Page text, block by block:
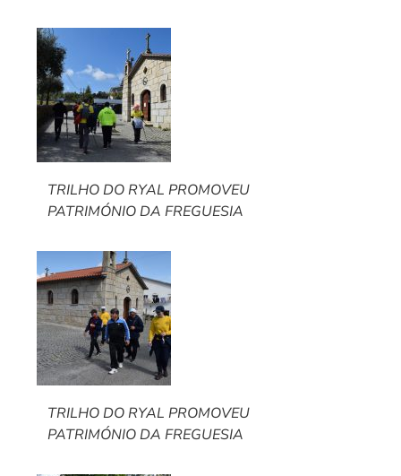
TRILHO DO RYAL PROMOVEU
PATRIMÓNIO DA FREGUESIA
TRILHO DO RYAL PROMOVEU
PATRIMÓNIO DA FREGUESIA